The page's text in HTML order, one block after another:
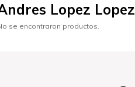
Lopez Lopez
se encontraron productos.